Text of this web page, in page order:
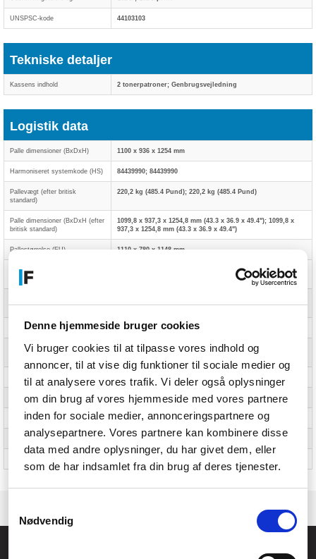
Denne hjemmeside bruger cookies
Vi bruger cookies til at tilpasse vores indhold og
annoncer, til at vise dig funktioner til sociale medier og
til at analysere vores trafik. Vi deler også oplysninger
om din brug af vores hjemmeside med vores partnere
inden for sociale medier, annonceringspartnere og
analysepartnere. Vores partnere kan kombinere disse
data med andre oplysninger, du har givet dem, eller
som de har indsamlet fra din brug af deres tjenester.
Nødvendig
UNSPSC-kode 44103103
Tekniske detaljer
Kassens indhold 2 tonerpatroner; Genbrugsvejledning
Logistik data
Palle dimensioner (BxDxH) 1100 x 936 x 1254 mm
Harmoniseret systemkode (HS) 84439990; 84439990
Pallevægt (efter britisk
standard)
220,2 kg (485.4 Pund); 220,2 kg (485.4 Pund)
Palle dimensioner (BxDxH (efter
britisk standard)
1099,8 x 937,3 x 1254,8 mm (43.3 x 36.9 x 49.4"); 1099,8 x
937,3 x 1254,8 mm (43.3 x 36.9 x 49.4")
Pallestørrelse (EU) 1110 x 780 x 1148 mm
Maksimalt antal stabelbare
kasser
(udvendigt)
Yderkasser pr. pallelag (EU) 11 stk
Hovedkasser pr. palle
130 stk
Lag pr. palle 10 stk
Produkter pr. palle 130 stk
Antal pr. EUR-palle 99 stk
Pallens bruttovægt 220,7 kg